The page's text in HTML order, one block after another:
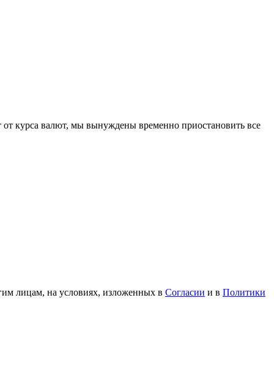
курса валют, мы вынуждены временно приостановить все
лицам, на условиях, изложенных в Согласии и в Политики